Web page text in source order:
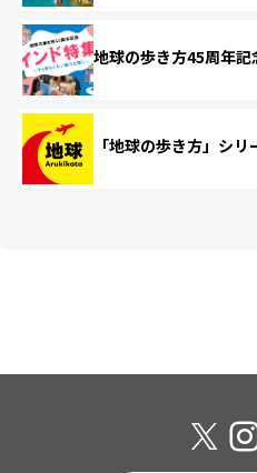
地球の歩き方45周年記
「地球の歩き方」シ